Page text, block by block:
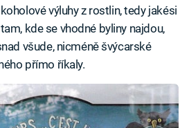
výluhy z rostlin, tedy jakési
kde se vhodné byliny najdou,
všude, nicméně švýcarské
přímo říkaly.